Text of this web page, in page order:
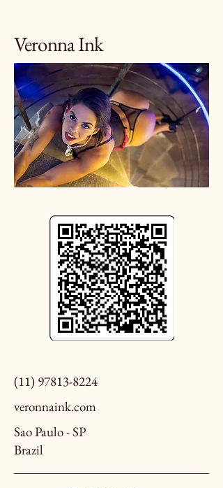
Veronna Ink
(11) 97813-8224
veronnaink.com
Sao Paulo - SP
Brazil